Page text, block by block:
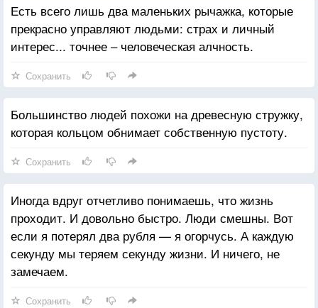
Есть всего лишь два маленьких рычажка, которые
прекрасно управляют людьми: страх и личный
интерес... точнее – человеческая алчность.
Сохранить
Большинство людей похожи на древесную стружку,
которая кольцом обнимает собственную пустоту.
Сохранить
Иногда вдруг отчетливо понимаешь, что жизнь
проходит. И довольно быстро. Люди смешны. Вот
если я потерял два рубля — я огорчусь. А каждую
секунду мы теряем секунду жизни. И ничего, не
замечаем.
Сохранить